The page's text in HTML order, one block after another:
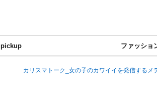
pickup ファッショ
カリスマトーク_女の子のカワイイを発信するメ